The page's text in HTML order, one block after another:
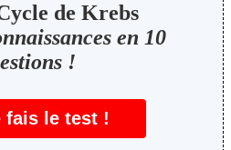
de Krebs
en 10
!
fais le test !